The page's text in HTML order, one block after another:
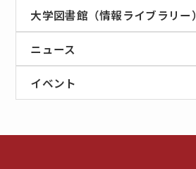
大学図書館（情報ライブラリー）
ニュース
イベント